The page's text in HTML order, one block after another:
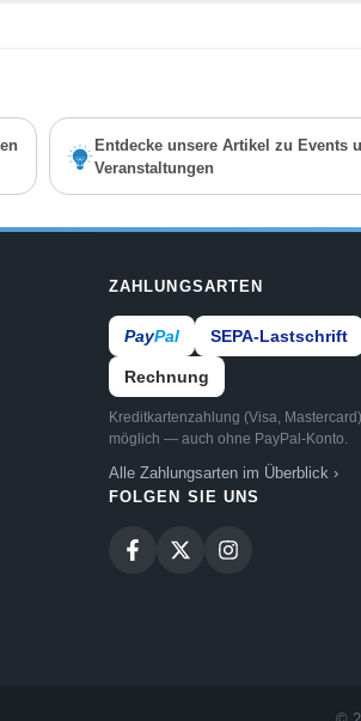
Entdecke unsere Artikel zu Events
Veranstaltungen
ZAHLUNGSARTEN
PayPal SEPA-Lastschrift
Rechnung
Kreditkartenzahlung (Visa,
möglich — auch ohne PayPal-Konto.
Alle Zahlungsarten im Überblick ›
FOLGEN SIE UNS